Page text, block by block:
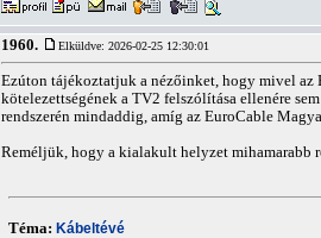
1960. Elküldve: 2026-02-25 12:30:01
Ezúton tájékoztatjuk a nézőinket, hogy mivel az
kötelezettségének a TV2 felszólítása ellenére
rendszerén mindaddig, amíg az EuroCable
Reméljük, hogy a kialakult helyzet mihamarabb
Téma: Kábeltévé